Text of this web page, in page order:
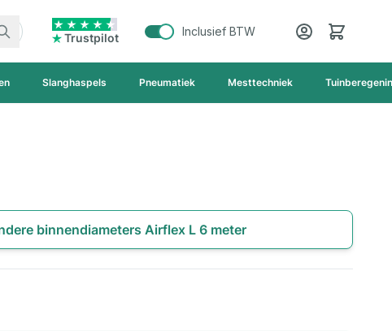
Trustpilot
Inclusief BTW Cart
Slanghaspels Pneumatiek Mesttechniek
binnendiameters Airflex L 6 meter